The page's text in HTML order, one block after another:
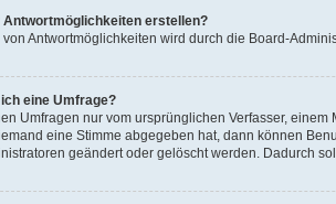
erstellen?
Antwortmöglichkeiten wird durch die Board-
eine Umfrage?
Umfragen nur vom ursprünglichen Verfasser,
eine Stimme abgegeben hat, dann können
geändert oder gelöscht werden. Dadurch